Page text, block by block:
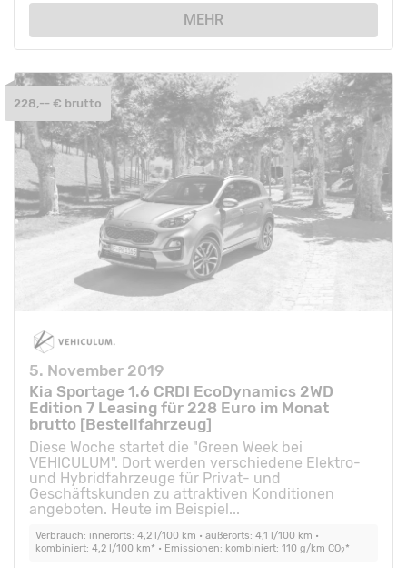
MEHR
5. November 2019
Kia Sportage 1.6 CRDI EcoDynamics 2WD
Edition 7 Leasing für 228 Euro im Monat
brutto [Bestellfahrzeug]
Diese Woche startet die "Green Week bei
VEHICULUM". Dort werden verschiedene Elektro-
und Hybridfahrzeuge für Privat- und
Geschäftskunden zu attraktiven Konditionen
angeboten. Heute im Beispiel...
Verbrauch: innerorts: 4,2 l/100 km • außerorts: 4,1 l/100 km •
kombiniert: 4,2 l/100 km* • Emissionen: kombiniert: 110 g/km CO2*
228,-- € brutto